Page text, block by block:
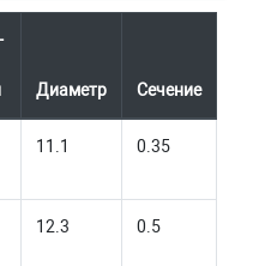
Диаметр Сечение
11.1 0.35
12.3 0.5